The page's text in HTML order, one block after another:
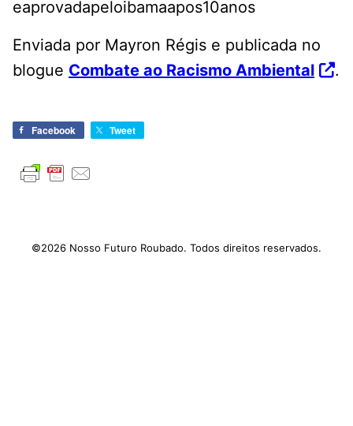
eaprovadapeloibamaapos10anos
Enviada por Mayron Régis e publicada no
blogue Combate ao Racismo Ambiental .
Facebook Tweet
©2026 Nosso Futuro Roubado. Todos direitos reservados.